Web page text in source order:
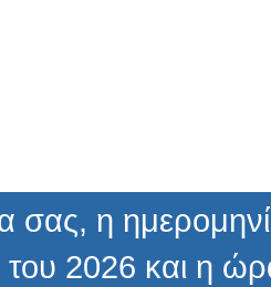
σας, η
2026 και η